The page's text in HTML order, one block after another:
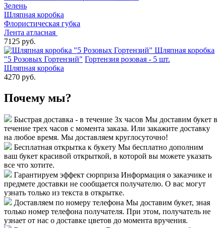
Зелень
Шляпная коробка
Флористическая губка
Лента атласная
7125 руб.
Шляпная коробка
"5 Розовых Гортензий" Гортензия розовая - 5 шт.
Шляпная коробка
4270 руб.
Почему мы?
Быстрая доставка - в течение 3х часов Мы доставим букет в
течение трех часов с момента заказа. Или закажите доставку
на любое время. Мы доставляем круглосуточно!
Бесплатная открытка к букету Мы бесплатно дополним
ваш букет красивой открыткой, в которой вы можете указать
все что хотите.
Гарантируем эффект сюрприза Информация о заказчике и
предмете доставки не сообщается получателю. О вас могут
узнать только из текста в открытке.
Доставляем по номеру телефона Мы доставим букет, зная
только номер телефона получателя. При этом, получатель не
узнает от нас о доставке цветов до момента вручения.